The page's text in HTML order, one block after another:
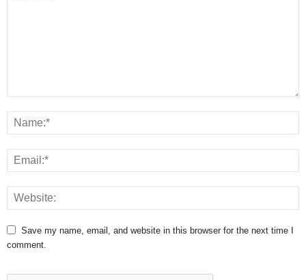
Save my name, email, and website in this browser for the next time I
comment.